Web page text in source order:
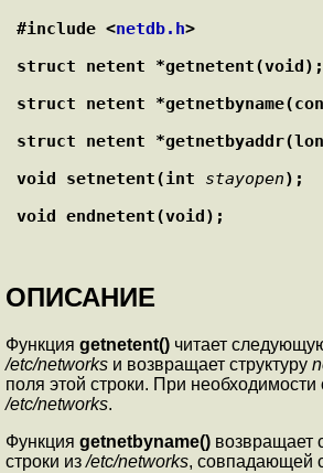
#include <netdb.h>
struct netent *getnetent(void);
struct netent
struct netent
void setnetent(int stayopen);
void endnetent(void);
ОПИСАНИЕ
Функция getnetent() читает
/etc/networks и возвращает структуру
поля этой строки. При
/etc/networks.
Функция getnetbyname() возвращает
строки из/etc/networks, совпадающей